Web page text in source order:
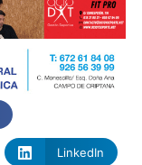
LinkedIn